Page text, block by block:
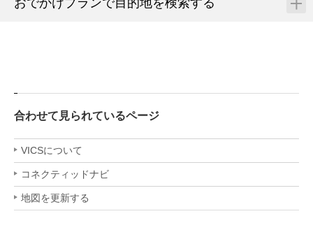
おでかけプランで目的地を検索する
合わせて見られているページ
VICSについて
コネクティッドナビ
地図を更新する